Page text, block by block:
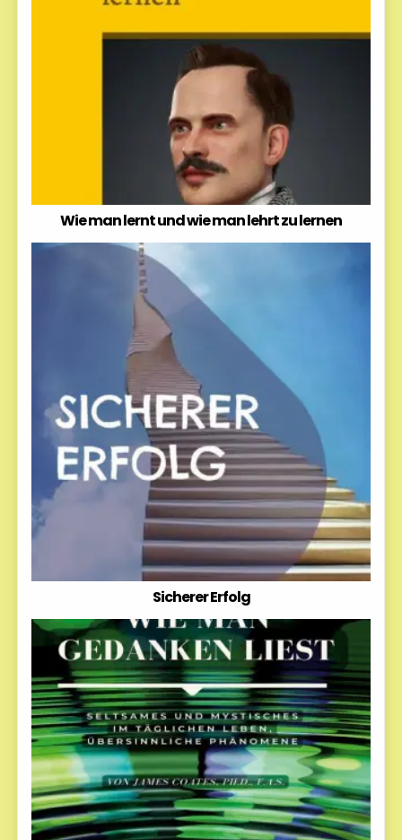
Wie man lernt und wie man lehrt zu lernen
Sicherer Erfolg